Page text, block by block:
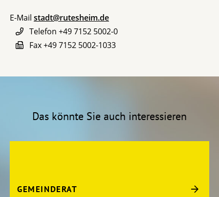
E-Mail stadt@rutesheim.de
Telefon +49 7152 5002-0
Fax+49 7152 5002-1033
Das könnte Sie auch interessieren
GEMEINDERAT